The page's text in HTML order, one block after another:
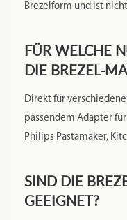
Brezelform und ist
FÜR WELCHE
DIE BREZEL-
Direkt für
passendem Adapter
Philips Pastamaker,
SIND DIE
GEEIGNET?